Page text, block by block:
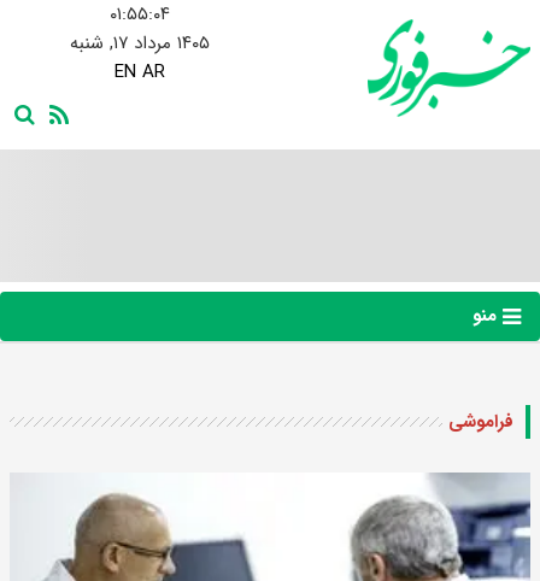
۰۱:۵۵:۰۵
۱۴۰۵ مرداد ۱۷, شنبه
EN AR
منو
فراموشی